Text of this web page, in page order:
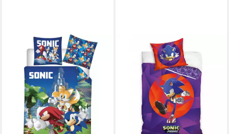
Kinderbettwäsche Sonic the
Hedgehog Purple Bettwäsche
140×200cm, 70×90cm 100%
Baumwolle, Baumwolle
32,95 €
UVP49,95 €
lieferbar - in 8-10 Werktagen bei